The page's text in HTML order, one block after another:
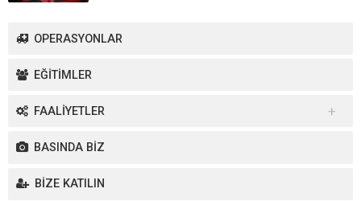
OPERASYONLAR
EĞİTİMLER
FAALİYETLER
Yurt İçi Faaliyetler
Yurt Dışı Faaliyetler
BASINDA BİZ
BİZE KATILIN